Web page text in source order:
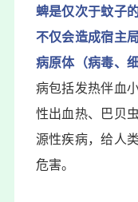
蜱是仅次于蚊子
不仅会造成宿主
病原体（病毒、
病包括发热伴血
性出血热、巴贝
源性疾病，给人
危害。